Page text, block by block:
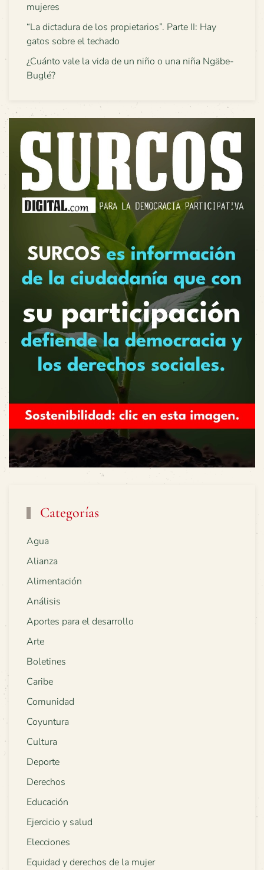
mujeres
“La dictadura de los propietarios”. Parte II: Hay
gatos sobre el techado
¿Cuánto vale la vida de un niño o una niña Ngäbe-
Buglé?
Categorías
Agua
Alianza
Alimentación
Análisis
Aportes para el desarrollo
Arte
Boletines
Caribe
Comunidad
Coyuntura
Cultura
Deporte
Derechos
Educación
Ejercicio y salud
Elecciones
Equidad y derechos de la mujer